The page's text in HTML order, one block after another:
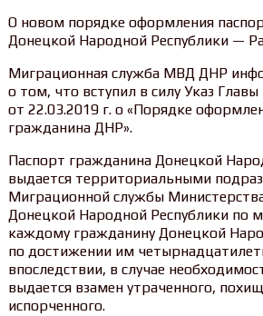
О новом порядке оформления
Донецкой Народной Республики —
Миграционная служба МВД ДНР
о том, что вступил в силу Указ
от 22.03.2019 г. о «Порядке
гражданина ДНР».
Паспорт гражданина Донецкой
выдается территориальными
Миграционной службы
Донецкой Народной Республики по
каждому гражданину Донецкой
по достижении им
впоследствии, в случае
выдается взамен утраченного,
испорченного.